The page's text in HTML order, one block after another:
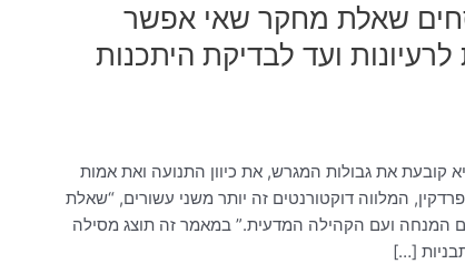
שאלת מחקר שאי אפשר
ועד לבדיקת היתכנות
את גבולות המגרש, את כיוון התנועה ואת אמות
המלווה דוקטורנטים זה יותר משני עשורים, “שאלת
המנחה ועם הקהילה המדעית.” במאמר זה תוצג מסילה
[…]